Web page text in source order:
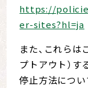
https://
er-sites?hl=ja
また、これらは
プトアウト）す
停止方法につい